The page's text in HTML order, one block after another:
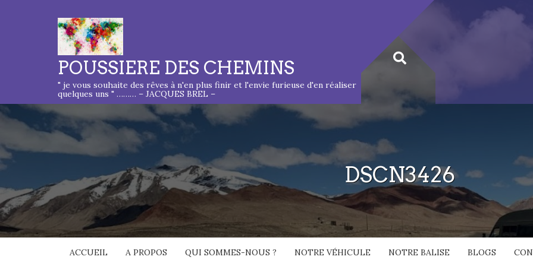
POUSSIERE DES CHEMINS
" je vous souhaite des rêves à n'en plus finir et l'envie furieuse d'en réaliser
quelques uns " ……… – JACQUES BREL –
DSCN3426
ACCUEIL A PROPOS QUI SOMMES-NOUS ? NOTRE VÉHICULE NOTRE BALISE BLOGS